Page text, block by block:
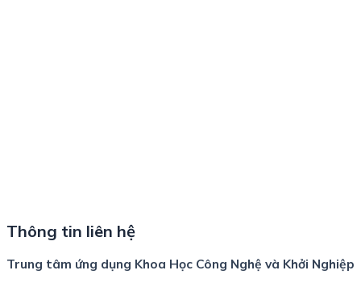
Thông tin liên hệ
Trung tâm ứng dụng Khoa Học Công Nghệ và Khởi Nghiệp